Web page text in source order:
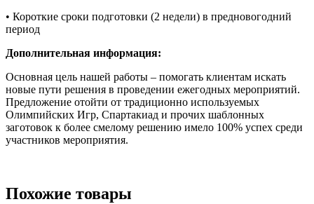
• Короткие сроки подготовки (2 недели) в предновогодний
период
Дополнительная информация:
Основная цель нашей работы – помогать клиентам искать
новые пути решения в проведении ежегодных мероприятий.
Предложение отойти от традиционно используемых
Олимпийских Игр, Спартакиад и прочих шаблонных
заготовок к более смелому решению имело 100% успех среди
участников мероприятия.
Похожие товары